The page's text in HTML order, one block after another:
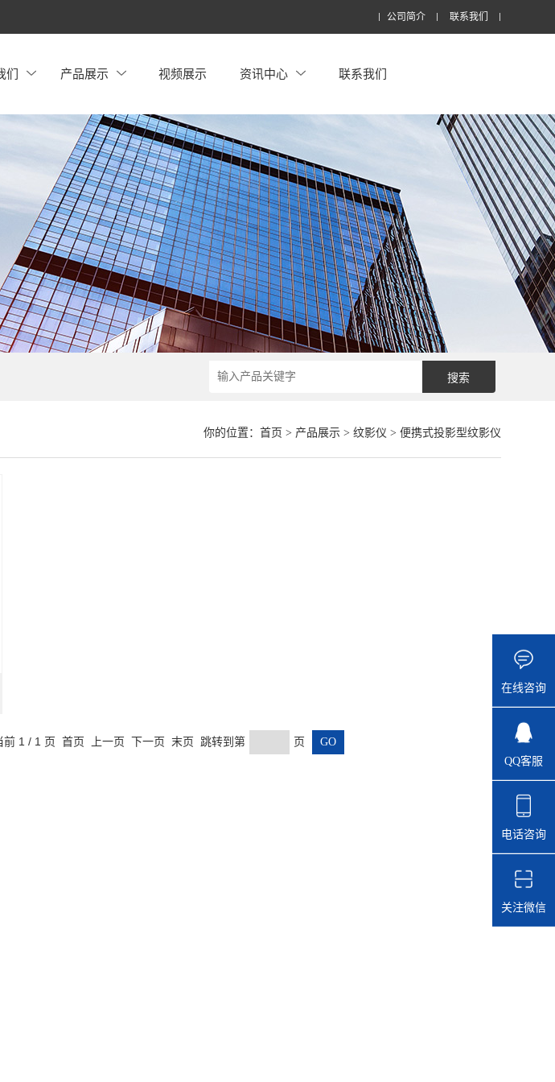
公司简介 联系我们
们 产品展示 视频展示 资讯中心 联系我们
你的位置： 首页 > 产品展示> 纹影仪 > 便携式投影型纹影仪
前 1 / 1 页 首页 上一页 下一页 末页 跳转到第 页
在线咨询
QQ客服
电话咨询
关注微信